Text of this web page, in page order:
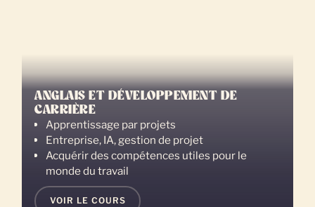
ANGLAIS ET DÉVELOPPEMENT DE
CARRIÈRE
Apprentissage par projets
Entreprise, IA, gestion de projet
Acquérir des compétences utiles pour le
monde du travail
VOIR LE COURS